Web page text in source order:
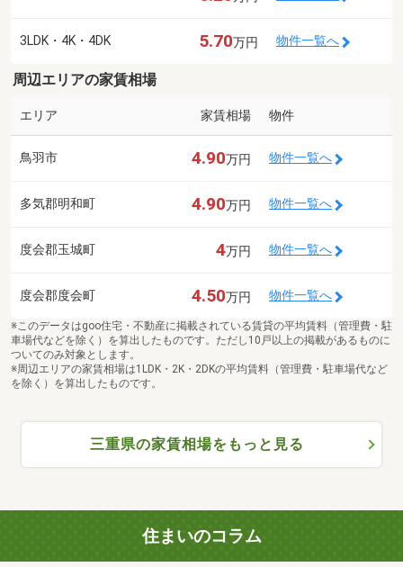
3LDK・4K・4DK 5.70万円 物件一覧へ
周辺エリアの家賃相場
エリア 家賃相場 物件
鳥羽市 4.90万円 物件一覧へ
多気郡明和町 4.90万円 物件一覧へ
度会郡玉城町 4万円 物件一覧へ
度会郡度会町 4.50万円 物件一覧へ
※このデータはgoo住宅・不動産に掲載されている賃貸の平均賃料（管理費・駐
車場代などを除く）を算出したものです。ただし10戸以上の掲載があるものに
ついてのみ対象とします。
※周辺エリアの家賃相場は1LDK・2K・2DKの平均賃料（管理費・駐車場代など
を除く）を算出したものです。
三重県の家賃相場をもっと見る
住まいのコラム